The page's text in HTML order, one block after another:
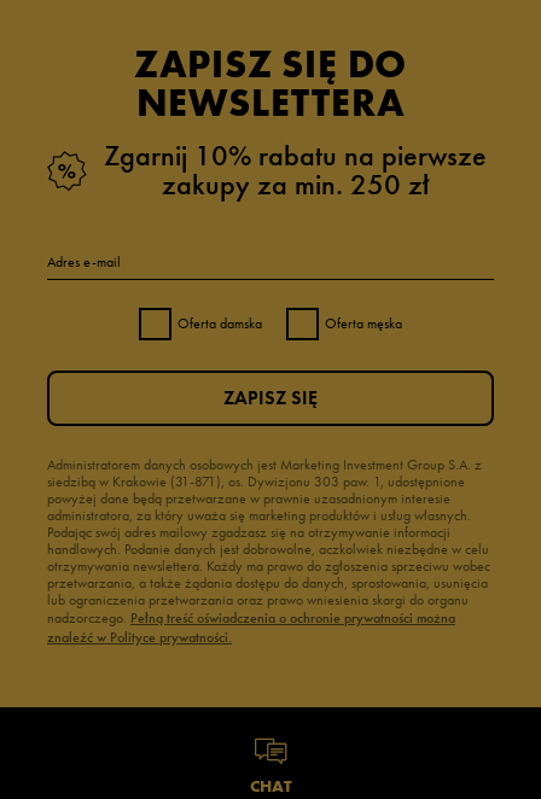
ZAPISZ SIĘ DO
NEWSLETTERA
Zgarnij 10% rabatu na pierwsze
zakupy za min. 250 zł
Adres e-mail
Oferta damska Oferta męska
Administratorem danych osobowych jest Marketing Investment Group S.A. z
siedzibą w Krakowie (31-871), os. Dywizjonu 303 paw. 1, udostępnione
powyżej dane będą przetwarzane w prawnie uzasadnionym interesie
administratora, za który uważa się marketing produktów i usług własnych.
Podając swój adres mailowy zgadzasz się na otrzymywanie informacji
handlowych. Podanie danych jest dobrowolne, aczkolwiek niezbędne w celu
otrzymywania newslettera. Każdy ma prawo do zgłoszenia sprzeciwu wobec
przetwarzania, a także żądania dostępu do danych, sprostowania, usunięcia
lub ograniczenia przetwarzania oraz prawo wniesienia skargi do organu
nadzorczego. Pełną treść oświadczenia o ochronie prywatności można
znaleźć w Polityce prywatności.
ZAPISZ SIĘ
CHAT